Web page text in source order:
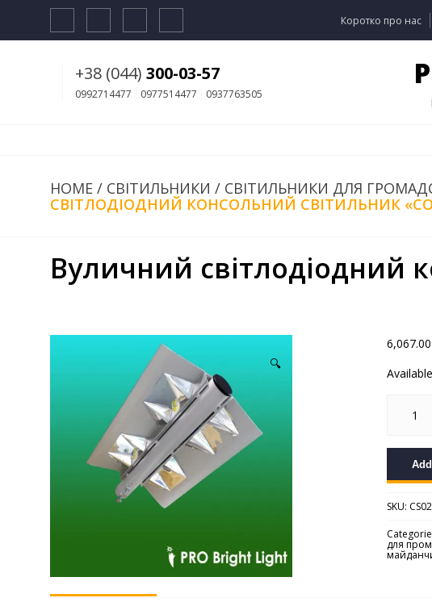
Коротко про нас
+38 (044) 300-03-57
0992714477 0977514477 0937763505
HOME / СВІТИЛЬНИКИ / СВІТИЛЬНИКИ ДЛЯ
СВІТЛОДІОДНИЙ КОНСОЛЬНИЙ СВІТИЛЬНИК
Вуличний світлодіодний
🔍
6,067.00
100»
SKU:
для